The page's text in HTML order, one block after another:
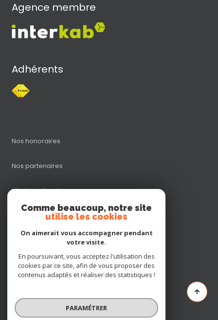
Agence membre
Adhérents
Nos honoraires
Nos partenaires
Mentions légales
Cookies
© 2026 | Tous droits réservés
Comme beaucoup, notre site
utilise les cookies
On aimerait vous accompagner pendant
votre visite.
En poursuivant, vous acceptez l'utilisation des
cookies par ce site, afin de vous proposer des
contenus adaptés et réaliser des statistiques !
PARAMÉTRER